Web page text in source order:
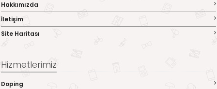
Hakkımızda
İletişim
Site Haritası
Hizmetlerimiz
Doping